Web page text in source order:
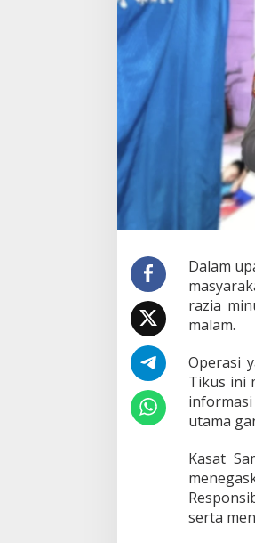
m
,
S
a
t
S
a
m
a
p
t
o
r
e
s
o
r
o
t
a
T
n
d
a
Dalam
razia
malam.
Operasi
Tikus ini
utama
Kasat
serta